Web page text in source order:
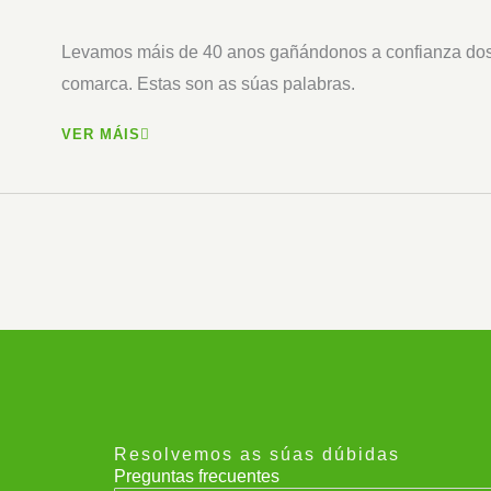
Levamos máis de 40 anos gañándonos a confianza
comarca. Estas son as súas palabras.
VER MÁIS
Resolvemos as súas dúbidas
Preguntas frecuentes